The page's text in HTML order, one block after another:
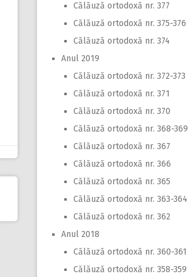
Călăuză ortodoxă nr. 377
Călăuză ortodoxă nr. 375-376
Călăuză ortodoxă nr. 374
Anul 2019
Călăuză ortodoxă nr. 372-373
Călăuză ortodoxă nr. 371
Călăuză ortodoxă nr. 370
Călăuză ortodoxă nr. 368-369
Călăuză ortodoxă nr. 367
Călăuză ortodoxă nr. 366
Călăuză ortodoxă nr. 365
Călăuză ortodoxă nr. 363-364
Călăuză ortodoxă nr. 362
Anul 2018
Călăuză ortodoxă nr. 360-361
Călăuză ortodoxă nr. 358-359